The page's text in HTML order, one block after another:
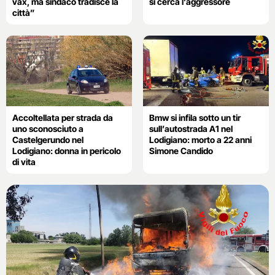
città”
Accoltellata per strada da
uno sconosciuto a
Castelgerundo nel
Lodigiano: donna in pericolo
di vita
Bmw si infila sotto un tir
sull’autostrada A1 nel
Lodigiano: morto a 22 anni
Simone Candido